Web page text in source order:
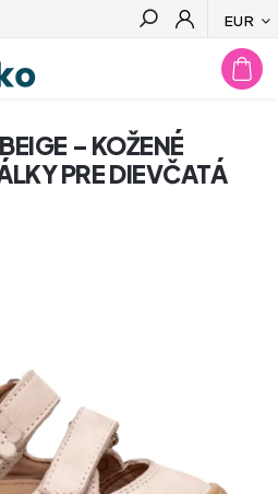
EUR
Hľadať
– KOŽENÉ
PRE DIEVČATÁ